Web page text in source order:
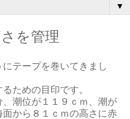
▼
を管理
テープを巻いてきまし
ための目印です。
潮位が１１９ｃｍ、潮が
から８１ｃｍの高さに赤